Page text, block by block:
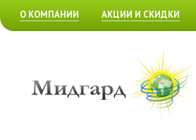
О КОМПАНИИ АКЦИИ И СКИДКИ